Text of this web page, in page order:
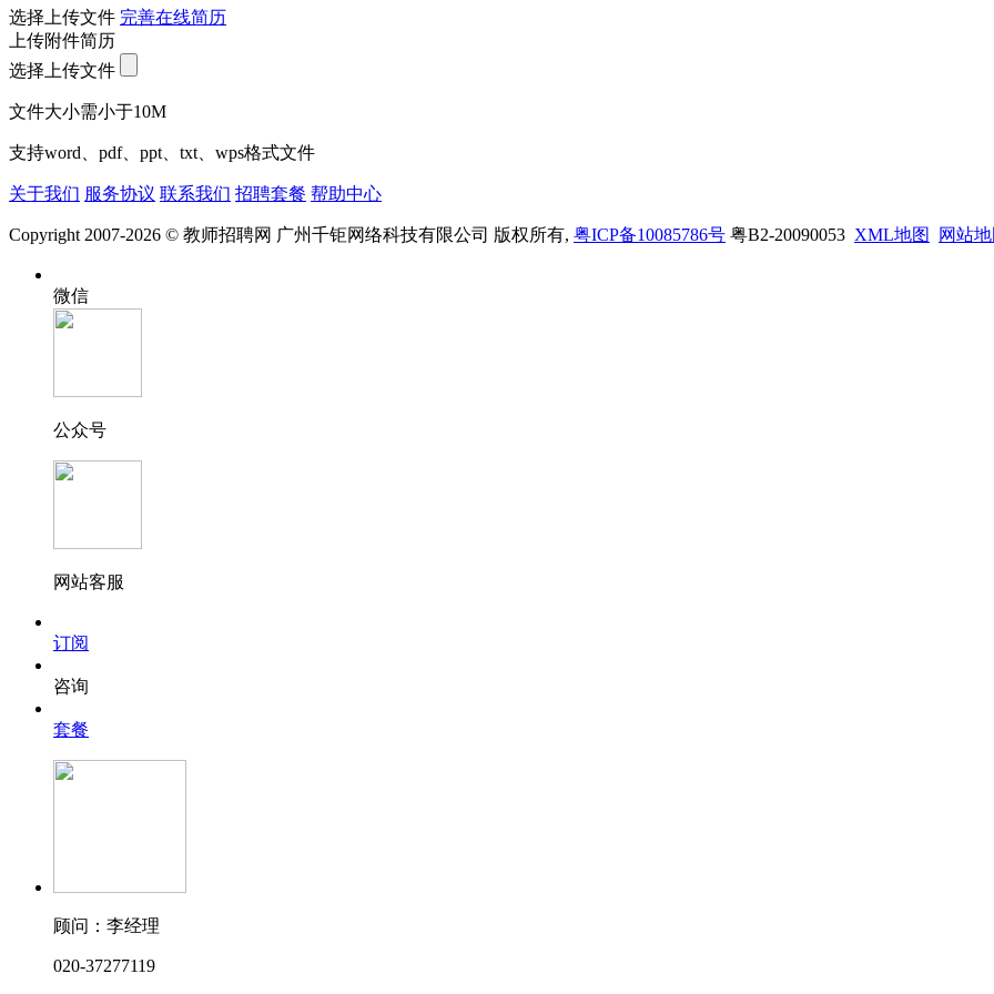
选择上传文件 完善在线简历
上传附件简历
选择上传文件
文件大小需小于10M
支持word、pdf、ppt、txt、wps格式文件
关于我们 服务协议 联系我们 招聘套餐 帮助中心
Copyright 2007-2026 © 教师招聘网 广州千钜网络科技有限公司 版权所有, 粤ICP备10085786号 粤B2-20090053 XML地图 网站
微信
公众号
网站客服
订阅
咨询
套餐
顾问：李经理
020-37277119